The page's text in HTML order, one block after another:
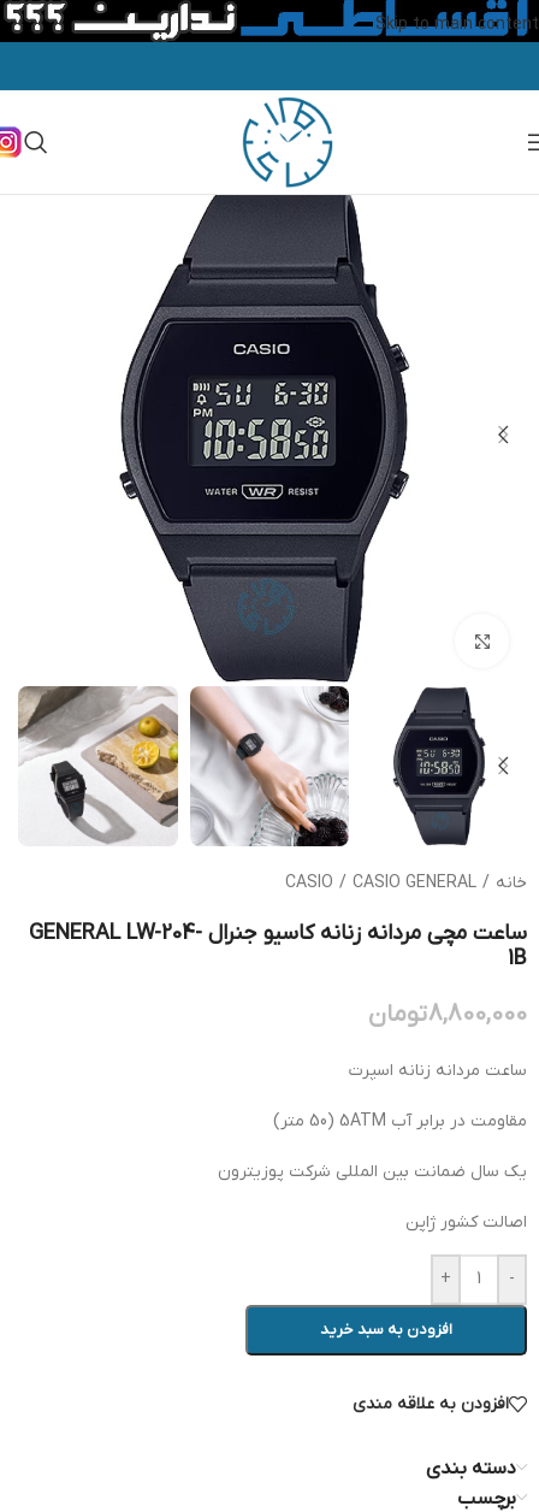
Skip to main content
بزرگنمایی تصویر
خانه /
CASIO / CASIO GENERAL
ساعت مچی مردانه زنانه کاسیو جنرال GENERAL LW-204-
1B
8,800,000تومان
ساعت مردانه زنانه اسپرت
مقاومت در برابر آب 5ATM (50 متر)
یک سال ضمانت بین المللی شرکت پوزیترون
اصالت کشور ژاپن
-
+
افزودن به سبد خرید
افزودن به علاقه مندی
دسته بندی
برچسب